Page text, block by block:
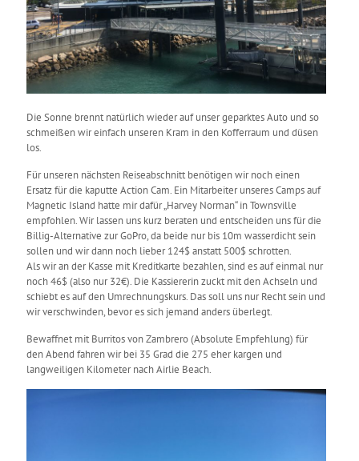
Die Sonne brennt natürlich wieder auf unser geparktes Auto und so
schmeißen wir einfach unseren Kram in den Kofferraum und düsen
los.
Für unseren nächsten Reiseabschnitt benötigen wir noch einen
Ersatz für die kaputte Action Cam. Ein Mitarbeiter unseres Camps auf
Magnetic Island hatte mir dafür „Harvey Norman“ in Townsville
empfohlen. Wir lassen uns kurz beraten und entscheiden uns für die
Billig-Alternative zur GoPro, da beide nur bis 10m wasserdicht sein
sollen und wir dann noch lieber 124$ anstatt 500$ schrotten.
Als wir an der Kasse mit Kreditkarte bezahlen, sind es auf einmal nur
noch 46$ (also nur 32€). Die Kassiererin zuckt mit den Achseln und
schiebt es auf den Umrechnungskurs. Das soll uns nur Recht sein und
wir verschwinden, bevor es sich jemand anders überlegt.
Bewaffnet mit Burritos von Zambrero (Absolute Empfehlung) für
den Abend fahren wir bei 35 Grad die 275 eher kargen und
langweiligen Kilometer nach Airlie Beach.